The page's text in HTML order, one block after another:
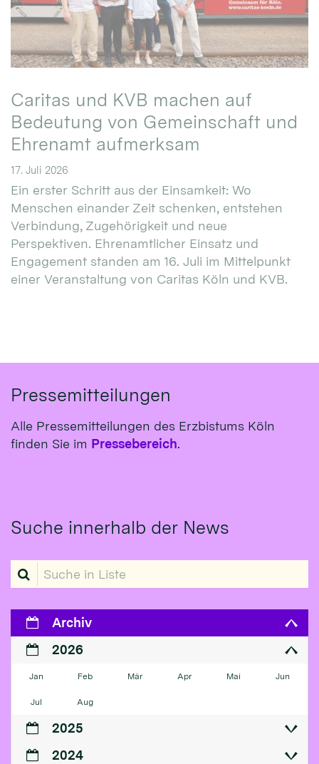
Caritas und KVB machen auf
Bedeutung von Gemeinschaft und
Ehrenamt aufmerksam
17. Juli 2026
Ein erster Schritt aus der Einsamkeit: Wo
Menschen einander Zeit schenken, entstehen
Verbindung, Zugehörigkeit und neue
Perspektiven. Ehrenamtlicher Einsatz und
Engagement standen am 16. Juli im Mittelpunkt
einer Veranstaltung von Caritas Köln und KVB.
Pressemitteilungen
Alle Pressemitteilungen des Erzbistums Köln
finden Sie im Pressebereich.
Suche innerhalb der News
Suche in Liste
Archiv
2026
Jan Feb Mär Apr Mai Jun
Jul Aug
2025
2024